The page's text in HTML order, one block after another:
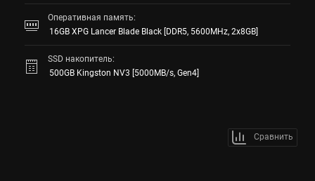
Оперативная память:
16GB XPG Lancer Blade Black [DDR5, 5600MHz, 2x8GB]
SSD накопитель:
500GB Kingston NV3 [5000MB/s, Gen4]
Сравнить